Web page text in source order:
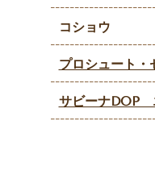
コショウ
プロシュート・
サビーナDOP